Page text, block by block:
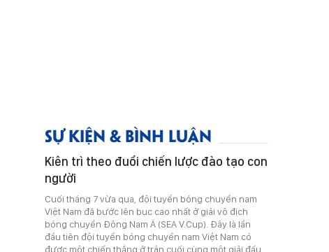
SỰ KIỆN & BÌNH LUẬN
Kiên trì theo đuổi chiến lược đào tạo con
người
Cuối tháng 7 vừa qua, đội tuyển bóng chuyền nam
Việt Nam đã bước lên bục cao nhất ở giải vô địch
bóng chuyền Đông Nam Á (SEA V.Cup). Đây là lần
đầu tiên đội tuyển bóng chuyền nam Việt Nam có
được một chiến thắng ở trận cuối cùng một giải đấu